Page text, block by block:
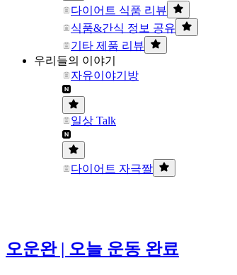
다이어트 식품 리뷰
식품&간식 정보 공유
기타 제품 리뷰
우리들의 이야기
자유이야기방
일상 Talk
다이어트 자극짤
오운완 | 오늘 운동 완료